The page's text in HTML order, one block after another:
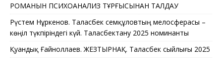
РОМАНЫН ПСИХОАНАЛИЗ ТҰРҒЫСЫНАН ТАЛДАУ
Рүстем Нұркенов. Таласбек Әсемқұловтың мелосферасы –
көңіл түкпіріндегі күй. Таласбектану 2025 номинанты
Қуандық Ғайноллаев. ЖЕЗТЫРНАҚ. Таласбек сыйлығы 2025